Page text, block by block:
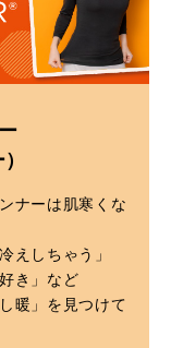
ナーは肌寒くな
えしちゃう」
き」など
暖」を見つけて